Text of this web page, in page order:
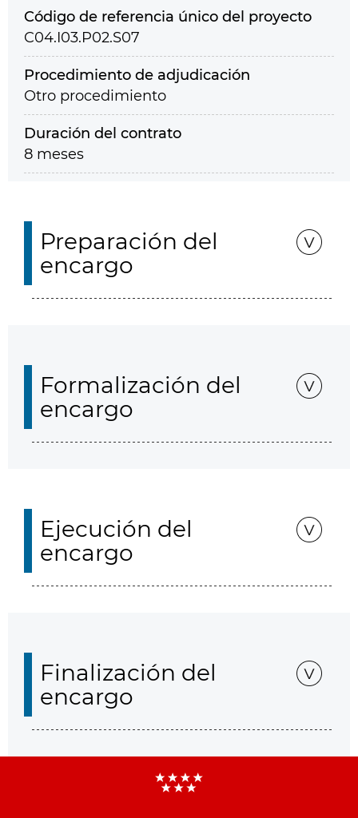
Código de referencia único del proyecto
C04.I03.P02.S07
Procedimiento de adjudicación
Otro procedimiento
Duración del contrato
8 meses
Preparación del
encargo
Formalización del
encargo
Ejecución del
encargo
Finalización del
encargo